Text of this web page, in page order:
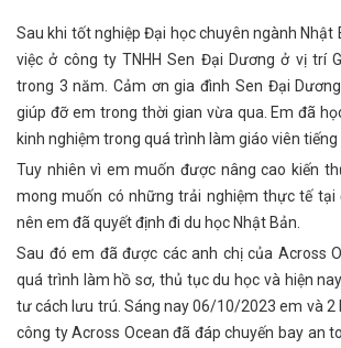
Sau khi tốt nghiệp Đại học chuyên ngành Nhật
việc ở công ty TNHH Sen Đại Dương ở vị trí
trong 3 năm. Cảm ơn gia đình Sen Đại
giúp đỡ em trong thời gian vừa qua. Em đã
kinh nghiệm trong quá trình làm giáo viên tiếng
Tuy nhiên vì em muốn được nâng cao kiến
mong muốn có những trải nghiệm thực tế tại
nên em đã quyết định đi du học Nhật Bản.
Sau đó em đã được các anh chị của Across
quá trình làm hồ sơ, thủ tục du học và hiện
tư cách lưu trú. Sáng nay 06/10/2023 em và 2
công ty Across Ocean đã đáp chuyến bay an